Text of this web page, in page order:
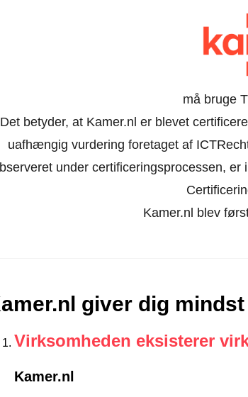
må bruge
Det betyder, at Kamer.nl er blevet
uafhængig vurdering foretaget af
under certificeringsprocessen,
Kamer.nl blev
giver dig
Virksomheden eksisterer
Kamer.nl